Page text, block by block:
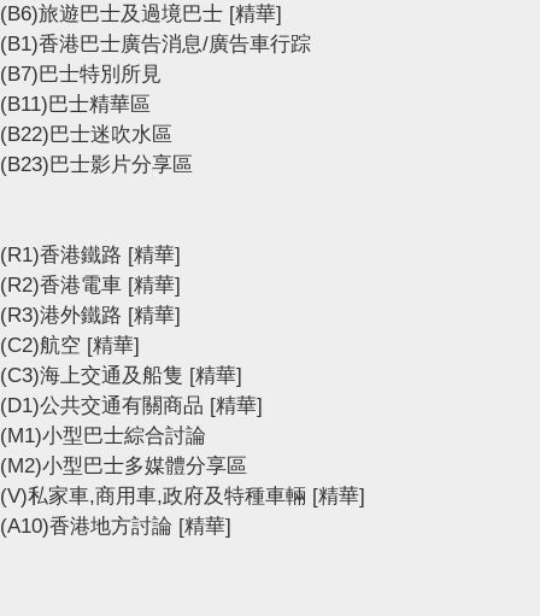
(B6)旅遊巴士及過境巴士 [精華]
(B1)香港巴士廣告消息/廣告車行踪
(B7)巴士特別所見
(B11)巴士精華區
(B22)巴士迷吹水區
(B23)巴士影片分享區
(R1)香港鐵路 [精華]
(R2)香港電車 [精華]
(R3)港外鐵路 [精華]
(C2)航空 [精華]
(C3)海上交通及船隻 [精華]
(D1)公共交通有關商品 [精華]
(M1)小型巴士綜合討論
(M2)小型巴士多媒體分享區
(V)私家車,商用車,政府及特種車輛 [精華]
(A10)香港地方討論 [精華]